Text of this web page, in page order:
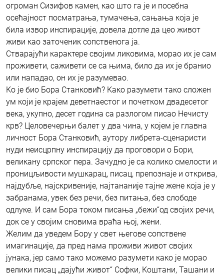
огроман Сизифов камен, као што га је и посебна
осећајност посматрања, тумачења, сањања која је
била извор инспирације, довела дотле да цео живот
живи као заточеник сопственога ја.
Стварајући карактере својим ликовима, морао их је сам
проживети, саживети се са њима, било да их је бранио
или нападао, он их је разумевао.
Ко је био Бора Станковић? Како разумети тако сложен
ум који је крајем деветнаестог и почетком двадесетог
века, укупно, десет година са разлогом писао Нечисту
крв? Целовечерњи балет у два чина, у којем је главна
личност Бора Станковић, аутору либрета-сценаристи
нуди неисцрпну инспирацију да проговори о Бори,
великану српског пера. Зачудно је са колико смелости и
проницљивости мушкарац, писац, препознаје и открива,
најдубље, најскривеније, најтананије тајне жене која је у
забранама, увек без речи, без питања, без слободе
одлуке. И сам Бора током писања „бежи“од својих речи,
док се у својим сновима враћа њој, жени.
Желим да уведем Бору у свет његове сопствене
имагинације, да пред нама проживи живот својих
јунака, јер само тако можемо разумети како је морао
велики писац „дајући живот“ Софки, Коштани, Ташани и